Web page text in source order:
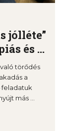
jólléte”
és ...
törődés
a
feladatuk
más ...